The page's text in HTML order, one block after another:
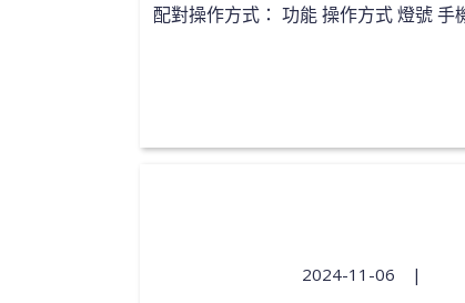
配對操作方式： 功能 操作方式 燈號 手機配對 【關機狀態】長按Bluetooth字樣 7 秒 紅藍燈閃爍 重
2024-11-06 |